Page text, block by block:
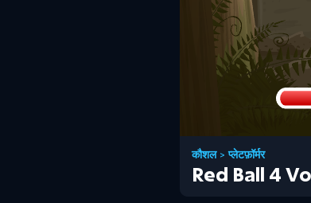
कौशल>प्लेटफ़ॉर्मर
Red Ball 4